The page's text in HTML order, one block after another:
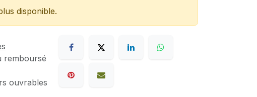
disponible.
remboursé
ouvrables